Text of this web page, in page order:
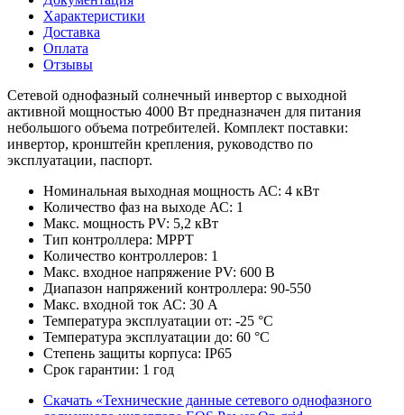
Характеристики
Доставка
Оплата
Отзывы
Сетевой однофазный солнечный инвертор с выходной
активной мощностью 4000 Вт предназначен для питания
небольшого объема потребителей. Комплект поставки:
инвертор, кронштейн крепления, руководство по
эксплуатации, паспорт.
Номинальная выходная мощность АС: 4 кВт
Количество фаз на выходе АС: 1
Макс. мощность PV: 5,2 кВт
Тип контроллера: MPPT
Количество контроллеров: 1
Макс. входное напряжение PV: 600 В
Диапазон напряжений контроллера: 90-550
Макс. входной ток АС: 30 А
Температура эксплуатации от: -25 °С
Температура эксплуатации до: 60 °С
Степень защиты корпуса: IP65
Срок гарантии: 1 год
Скачать «Технические данные сетевого однофазного